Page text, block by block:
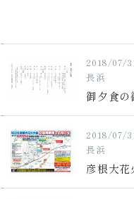
2018/07/
長浜
御夕食の
2018/07/
長浜
彦根大